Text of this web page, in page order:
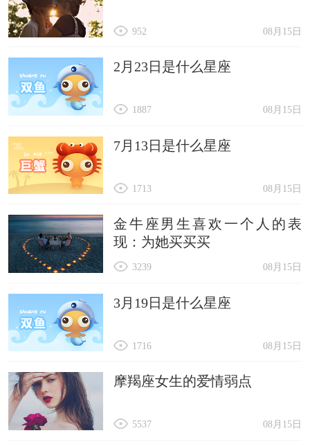
08月15日
952
2月23日是什么星座
08月15日
1887
7月13日是什么星座
08月15日
1713
金牛座男生喜欢一个人的表
现：为她买买买
08月15日
3239
3月19日是什么星座
08月15日
1716
摩羯座女生的爱情弱点
08月15日
5537